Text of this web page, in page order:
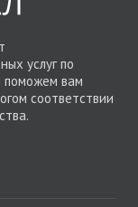
услуг по
поможем вам
соответствии